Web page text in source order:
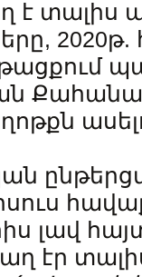
տալիս
2020թ.
լավ
էր